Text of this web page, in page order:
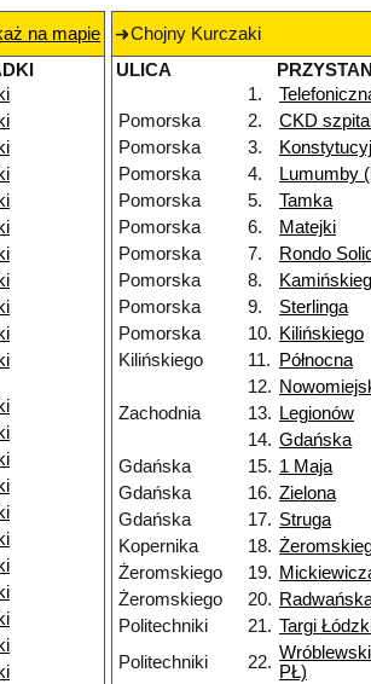
na mapie
Chojny Kurczaki
ULICA
1.
Pomorska
2. CKD szpital
Pomorska
3.
Pomorska
4. Lumumby
Pomorska
5. Tamka
Pomorska
6. Matejki
Pomorska
7. Rondo
Pomorska
8.
Pomorska
9. Sterlinga
Pomorska
10. Kilińskiego
Kilińskiego
11. Północna
12.
Zachodnia
13. Legionów
14. Gdańska
Gdańska
15. 1 Maja
Gdańska
16. Zielona
Gdańska
17. Struga
Kopernika
18.
Żeromskiego
19.
Żeromskiego
20.
Politechniki
21. Targi
Politechniki
22. PŁ)